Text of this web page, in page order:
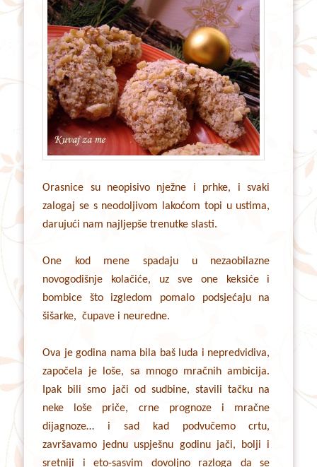
Orasnice su neopisivo nježne i prhke, i svaki
zalogaj se s neodoljivom lakoćom topi u ustima,
darujući nam najljepše trenutke slasti.
One kod mene spadaju u nezaobilazne
novogodišnje kolačiće, uz sve one keksiće i
bombice što izgledom pomalo podsjećaju na
šišarke, čupave i neuredne.
Ova je godina nama bila baš luda i nepredvidiva,
započela je loše, sa mnogo mračnih ambicija.
Ipak bili smo jači od sudbine, stavili tačku na
neke loše priče, crne prognoze i mračne
dijagnoze… i sad kad podvučemo crtu,
završavamo jednu uspješnu godinu jači, bolji i
sretniji i eto-sasvim dovoljno razloga da se